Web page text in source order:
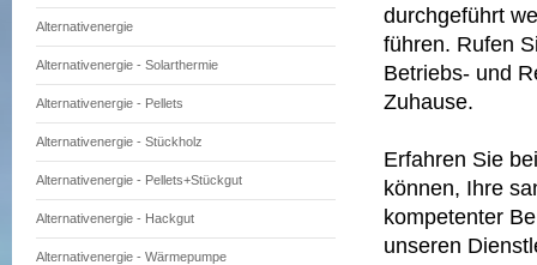
Alternativenergie
Alternativenergie - Solarthermie
Alternativenergie - Pellets
Alternativenergie - Stückholz
Alternativenergie - Pellets+Stückgut
Alternativenergie - Hackgut
Alternativenergie - Wärmepumpe
durchgeführt
führen. Rufen
Betriebs- und
Zuhause.
Erfahren Sie
können, Ihre
kompetenter
unseren